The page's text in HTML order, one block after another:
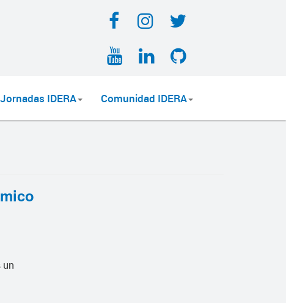
Facebook
Instagram
Twitter
YouTubeLinkedIn
Jornadas IDERA Comunidad IDERA
un